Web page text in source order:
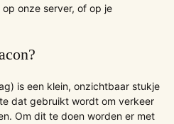
onze server, of op je
is een klein, onzichtbaar stukje
dat gebruikt wordt om verkeer
Om dit te doen worden er met